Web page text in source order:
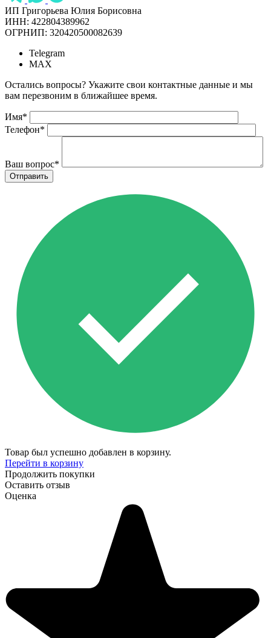
ИП Григорьева Юлия Борисовна
ИНН: 422804389962
ОГРНИП: 320420500082639
Telegram
MAX
Остались вопросы? Укажите свои контактные данные и мы
вам перезвоним в ближайшее время.
Имя*
Телефон*
Ваш вопрос*
Товар был успешно добавлен в корзину.
Перейти в корзину
Продолжить покупки
Оставить отзыв
Оценка